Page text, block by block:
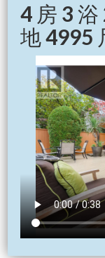
4 房 3
地 4995